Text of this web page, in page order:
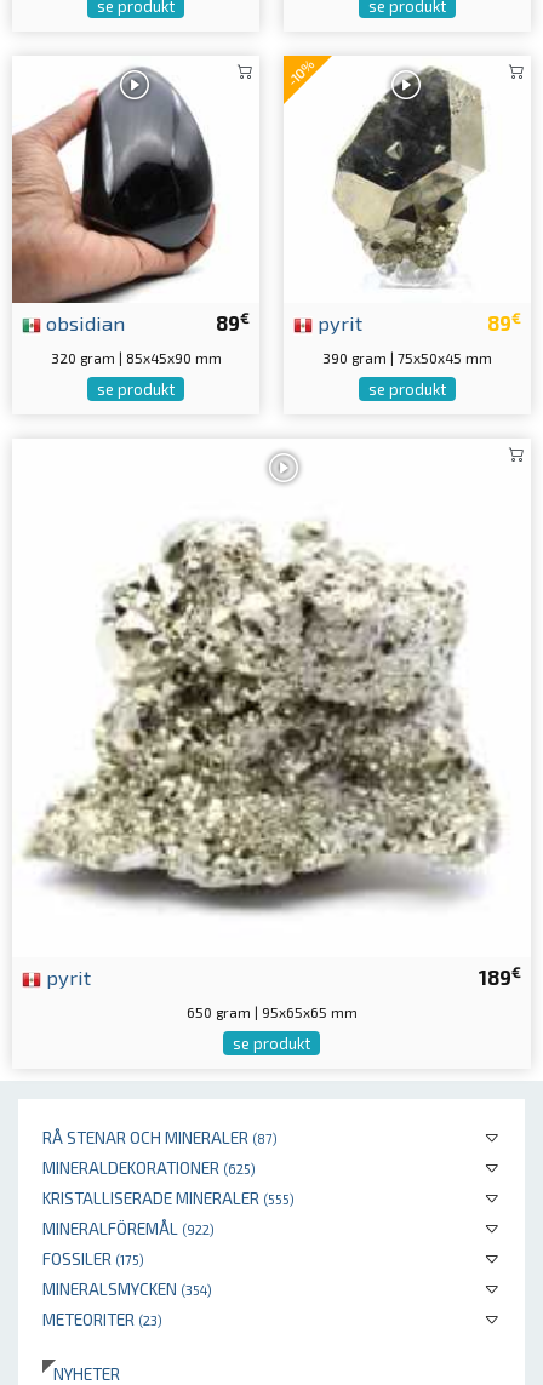
RÅ STENAR OCH MINERALER (87)
MINERALDEKORATIONER (625)
KRISTALLISERADE MINERALER (555)
MINERALFÖREMÅL (922)
FOSSILER (175)
MINERALSMYCKEN (354)
METEORITER (23)
NYHETER
se produkt se produkt
89€
obsidian
320 gram | 85x45x90 mm
se produkt
-10%
89€
pyrit
390 gram | 75x50x45 mm
se produkt
189€
pyrit
650 gram | 95x65x65 mm
se produkt